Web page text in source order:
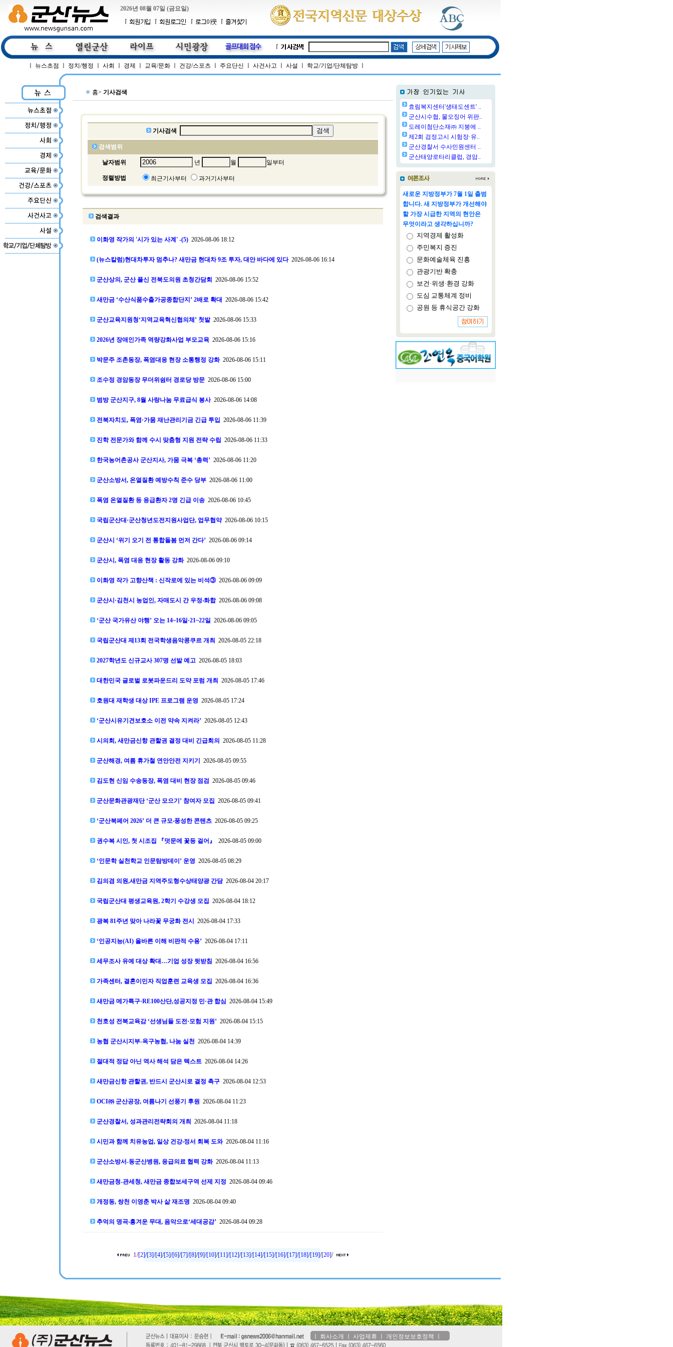
2026년 08월 07일 (금요일)
뉴스초점 정치/행정 사회 경제 교육/문화 건강/스포츠 주요단신 사건사고 사설 학교/기업/단체탐방
홈> 기사검색
기사검색
검색범위
날자범위 년 월 일부터
정렬방법 최근기사부터 과거기사부터
검색결과
이화영 작가의 '시가 있는 사계' -(5) 2026-08-06 18:12
(뉴스칼럼)현대차투자 멈추나? 새만금 현대차 9조 투자, 대안 바다에 있다2026-08-06 16:14
군산상의, 군산 플신 전북도의원 초청간담회 2026-08-06 15:52
새만금 ‘수산식품수출가공종합단지’ 2배로 확대 2026-08-06 15:42
군산교육지원청‘지역교육혁신협의체’ 첫발2026-08-06 15:33
2026년 장애인가족 역량강화사업 부모교육 2026-08-06 15:16
박문주 조촌동장, 폭염대응 현장 소통행정 강화2026-08-06 15:11
조수정 경암동장 무더위쉼터 경로당 방문 2026-08-06 15:00
범방 군산지구, 8월 사랑나눔 무료급식 봉사2026-08-06 14:08
전북자치도, 폭염·가뭄 재난관리기금 긴급 투입 2026-08-06 11:39
진학 전문가와 함께 수시 맞춤형 지원 전략 수립 2026-08-06 11:33
한국농어촌공사 군산지사, 가뭄 극복 ‘총력’ 2026-08-06 11:20
군산소방서, 온열질환 예방수칙 준수 당부 2026-08-06 11:00
폭염 온열질환 등 응급환자 2명 긴급 이송 2026-08-06 10:45
국립군산대·군산청년도전지원사업단, 업무협약2026-08-06 10:15
군산시 ‘위기 오기 전 통합돌봄 먼저 간다’ 2026-08-06 09:14
군산시, 폭염 대응 현장 활동 강화2026-08-06 09:10
이화영 작가 고향산책 : 신작로에 있는 비석③2026-08-06 09:09
군산시·김천시 농업인, 자매도시 간 우정‧화합2026-08-06 09:08
‘군산 국가유산 야행’ 오는 14~16일·21~22일 2026-08-06 09:05
국립군산대 제13회 전국학생음악콩쿠르 개최 2026-08-05 22:18
2027학년도 신규교사 307명 선발 예고 2026-08-05 18:03
대한민국 글로벌 로봇파운드리 도약 포럼 개최 2026-08-05 17:46
호원대 재학생 대상 IPE 프로그램 운영 2026-08-05 17:24
‘군산시유기견보호소 이전 약속 지켜라’ 2026-08-05 12:43
시의회, 새만금신항 관할권 결정 대비 긴급회의 2026-08-05 11:28
군산해경, 여름 휴가철 연안안전 지키기 2026-08-05 09:55
김도현 신임 수송동장, 폭염 대비 현장 점검 2026-08-05 09:46
군산문화관광재단 ‘군산 모으기’ 참여자 모집 2026-08-05 09:41
‘군산북페어 2026’ 더 큰 규모‧풍성한 콘텐츠 2026-08-05 09:25
권수복 시인, 첫 시조집 『덧문에 꽃등 걸어』 2026-08-05 09:00
‘인문학 실천학교 인문탐방데이’ 운영 2026-08-05 08:29
김의겸 의원,새만금 지역주도형수상태양광 간담2026-08-04 20:17
국립군산대 평생교육원, 2학기 수강생 모집 2026-08-04 18:12
광복 81주년 맞아 나라꽃 무궁화 전시 2026-08-04 17:33
‘인공지능(AI) 올바른 이해 비판적 수용’ 2026-08-04 17:11
세무조사 유예 대상 확대…기업 성장 뒷받침 2026-08-04 16:56
가족센터, 결혼이민자 직업훈련 교육생 모집 2026-08-04 16:36
새만금 메가특구·RE100산단,성공지정 민·관 합심 2026-08-04 15:49
천호성 전북교육감 ‘선생님들 도전·모험 지원’ 2026-08-04 15:15
농협 군산시지부-옥구농협, 나눔 실천 2026-08-04 14:39
절대적 정답 아닌 역사 해석 담은 텍스트 2026-08-04 14:26
새만금신항 관할권, 반드시 군산시로 결정 촉구 2026-08-04 12:53
OCI㈜ 군산공장, 여름나기 선풍기 후원 2026-08-04 11:23
군산경찰서, 성과관리전략회의 개최 2026-08-04 11:18
시민과 함께 치유농업, 일상 건강‧정서 회복 도와2026-08-04 11:16
군산소방서-동군산병원, 응급의료 협력 강화2026-08-04 11:13
새만금청-관세청, 새만금 종합보세구역 선제 지정 2026-08-04 09:46
개정동, 쌍천 이영춘 박사 삶 재조명 2026-08-04 09:40
추억의 명곡‧흥겨운 무대, 음악으로‘세대공감’ 2026-08-04 09:28
1/[2]/[3]/[4]/[5]/[6]/[7]/[8]/[9]/[10]/[11]/[12]/[13]/[14]/[15]/[16]/[17]/[18]/[19]/[20]/
효림복지센터'생태도센트' ..
군산시수협, 물오징어 위판..
도레이첨단소재㈜ 지붕에 ..
제2회 검정고시 시험장·유..
군산경찰서 수사민원센터 ..
군산태양로타리클럽, 경암..
새로운 지방정부가 7월 1일 출범
합니다. 새 지방정부가 개선해야
할 가장 시급한 지역의 현안은
무엇이라고 생각하십니까?
지역경제 활성화
주민복지 증진
문화예술체육 진흥
관광기반 확충
보건·위생·환경 강화
도심 교통체계 정비
공원 등 휴식공간 강화
회사소개 사업제휴 개인정보보호정책